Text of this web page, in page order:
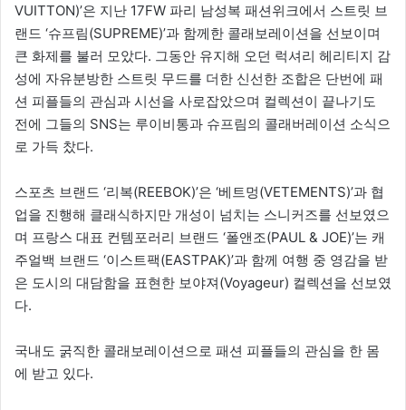
VUITTON)’은 지난 17FW 파리 남성복 패션위크에서 스트릿 브
랜드 ‘슈프림(SUPREME)’과 함께한 콜래보레이션을 선보이며
큰 화제를 불러 모았다. 그동안 유지해 오던 럭셔리 헤리티지 감
성에 자유분방한 스트릿 무드를 더한 신선한 조합은 단번에 패
션 피플들의 관심과 시선을 사로잡았으며 컬렉션이 끝나기도
전에 그들의 SNS는 루이비통과 슈프림의 콜래버레이션 소식으
로 가득 찼다.
스포츠 브랜드 ‘리복(REEBOK)’은 ‘베트멍(VETEMENTS)’과 협
업을 진행해 클래식하지만 개성이 넘치는 스니커즈를 선보였으
며 프랑스 대표 컨템포러리 브랜드 ‘폴앤조(PAUL & JOE)’는 캐
주얼백 브랜드 ‘이스트팩(EASTPAK)’과 함께 여행 중 영감을 받
은 도시의 대담함을 표현한 보야져(Voyageur) 컬렉션을 선보였
다.
국내도 굵직한 콜래보레이션으로 패션 피플들의 관심을 한 몸
에 받고 있다.